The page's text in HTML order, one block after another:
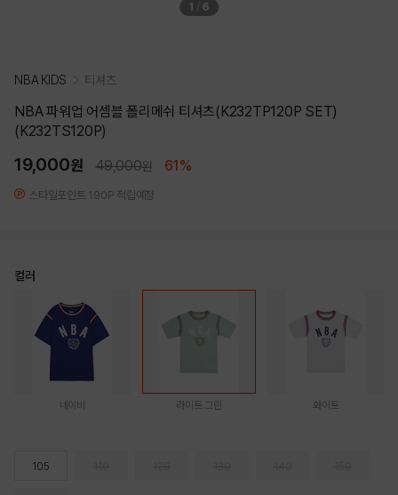
1 / 6
NBA KIDS 티셔츠
NBA 파워업 어셈블 폴리메쉬 티셔츠(K232TP120P SET)
(K232TS120P)
19,000원 49,000원 61%
스타일포인트 190P 적립예정
컬러
네이비 라이트 그린 화이트
105